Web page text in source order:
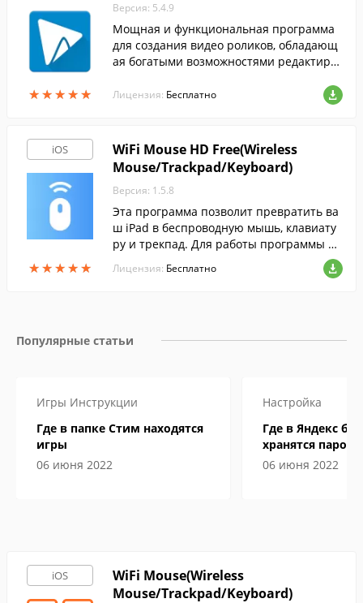
★★★★★
★★★★★
Версия: 5.4.9
Мощная и функциональная программа
для создания видео роликов, обладающ
ая богатыми возможностями редактиро
Лицензия: Бесплатно
iOS
★★★★★
★★★★★
WiFi Mouse HD Free(Wireless
Mouse/Trackpad/Keyboard)
Версия: 1.5.8
Эта программа позволит превратить ва
ш iPad в беспроводную мышь, клавиату
ру и трекпад. Для работы программы ва
м необходимо установить ее клиент на к
омпьютер.
Лицензия: Бесплатно
Популярные статьи
Игры Инструкции
Где в папке Стим находятся
игры
06 июня 2022
Настройка
Где в Яндекс
хранятся пароли
06 июня 2022
iOS
WiFi Mouse(Wireless
Mouse/Trackpad/Keyboard)